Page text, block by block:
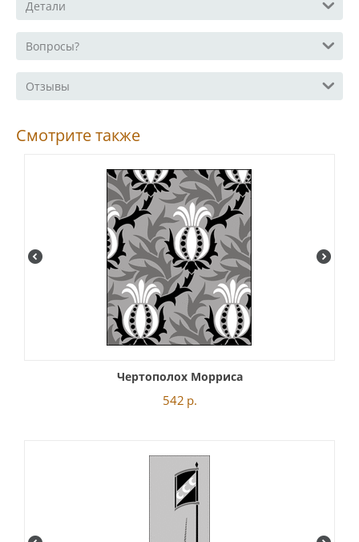
Детали
Вопросы?
Отзывы
Смотрите также
Чертополох Морриса
542 р.